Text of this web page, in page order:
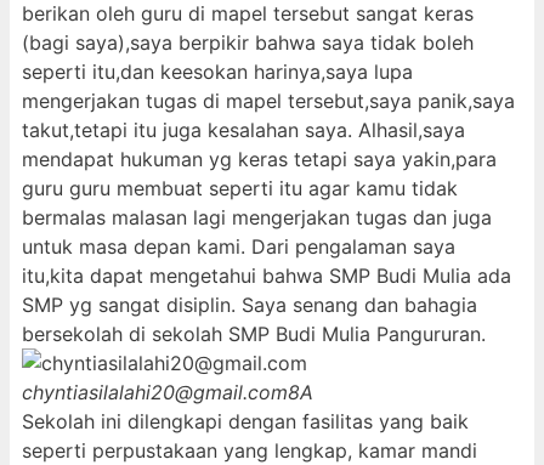
berikan oleh guru di mapel tersebut sangat keras
(bagi saya),saya berpikir bahwa saya tidak boleh
seperti itu,dan keesokan harinya,saya lupa
mengerjakan tugas di mapel tersebut,saya panik,saya
takut,tetapi itu juga kesalahan saya. Alhasil,saya
mendapat hukuman yg keras tetapi saya yakin,para
guru guru membuat seperti itu agar kamu tidak
bermalas malasan lagi mengerjakan tugas dan juga
untuk masa depan kami. Dari pengalaman saya
itu,kita dapat mengetahui bahwa SMP Budi Mulia ada
SMP yg sangat disiplin. Saya senang dan bahagia
bersekolah di sekolah SMP Budi Mulia Pangururan.
chyntiasilalahi20@gmail.com8A
Sekolah ini dilengkapi dengan fasilitas yang baik
seperti perpustakaan yang lengkap, kamar mandi